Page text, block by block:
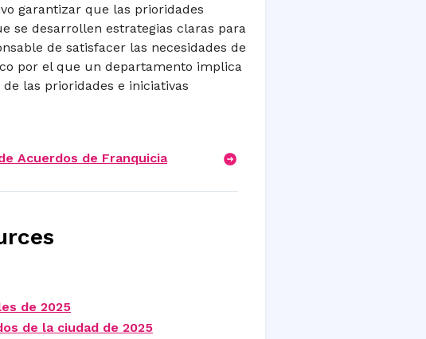
garantizar que las prioridades
se desarrollen estrategias claras para
de satisfacer las necesidades de
por el que un departamento implica
las prioridades e iniciativas
Acuerdos de Franquicia
de 2025
de la ciudad de 2025